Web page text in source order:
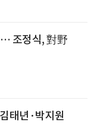
조정식, 對野
태년·박지원